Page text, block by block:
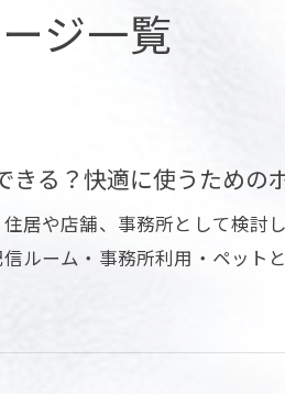
ジ一覧
きる？快適に使うための
居や店舗、事務所として検討
ルーム・事務所利用・ペット